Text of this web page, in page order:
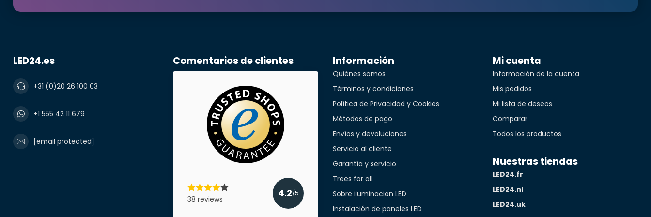
Enviado el 6/19/2025
Lucas Vogels
Helmut Kaddatz
Enviado el 1/29/2025
Nombre de la empresa
LED24.es
+31 (0)20 26 100 03
+1 555 42 11 679
[email protected]
Comentarios de clientes
38 reviews
4.2/5
Información
Quiénes somos
Términos y condiciones
Política de Privacidad y Cookies
Métodos de pago
Envíos y devoluciones
Servicio al cliente
Garantía y servicio
Trees for all
Sobre iluminacion LED
Instalación de paneles LED
Mi cuenta
Información de la cuenta
Mis pedidos
Mi lista de deseos
Comparar
Todos los productos
Nuestras tiendas
LED24.fr
LED24.nl
LED24.uk